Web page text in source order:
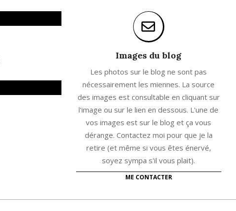
Images du blog
Les photos sur le blog ne sont pas
nécessairement les miennes. La source
des images est consultable en cliquant sur
l'image ou sur le lien en dessous. L'une de
vos images est sur le blog et ça vous
dérange. Contactez moi pour que je la
retire (et même si vous êtes énervé,
soyez sympa s'il vous plait).
ME CONTACTER